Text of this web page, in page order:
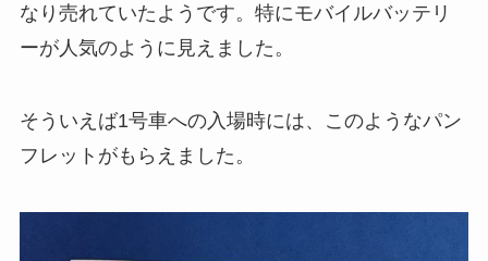
なり売れていたようです。特にモバイルバッテリ
ーが人気のように見えました。
そういえば1号車への入場時には、このようなパン
フレットがもらえました。